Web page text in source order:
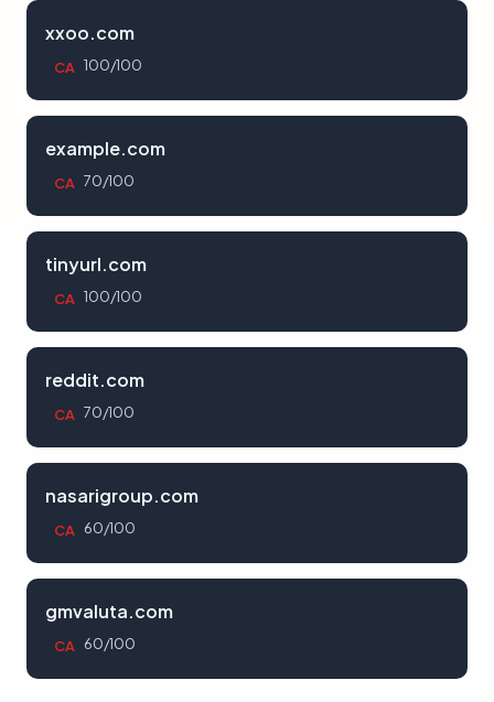
xxoo.com
CA 100/100
example.com
CA 70/100
tinyurl.com
CA 100/100
reddit.com
CA 70/100
nasarigroup.com
CA 60/100
gmvaluta.com
CA 60/100